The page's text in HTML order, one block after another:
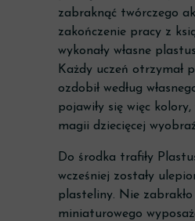
zabraknąć twórczego
zakończenie pracy z
wykonały własne
Każdy uczeń otrzymał
ozdobił według
pojawiły się więc
magii dziecięcej
Do środka trafiły
wcześniej zostały
plasteliny. Nie
miniaturowego